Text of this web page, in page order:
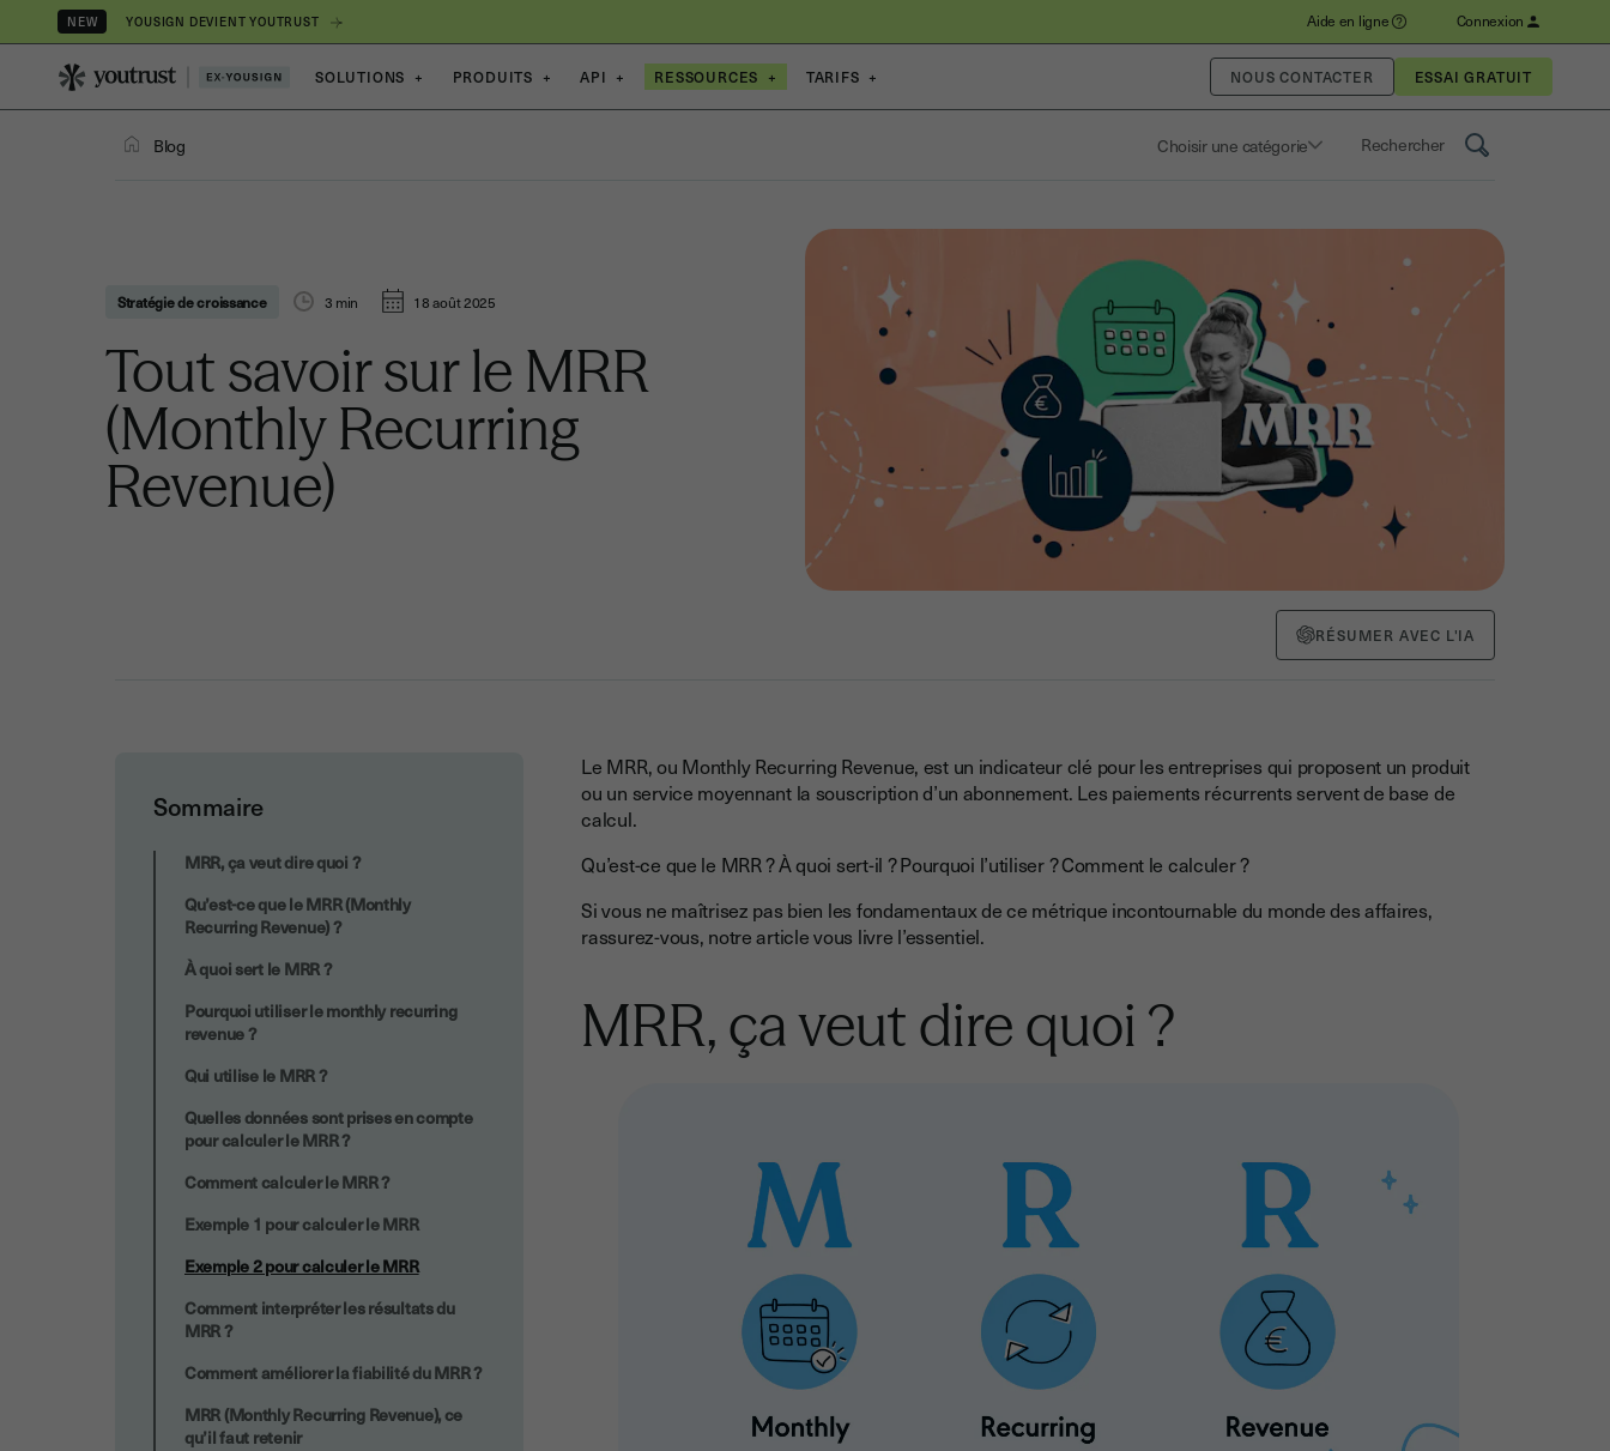
NEW YOUSIGN DEVIENT YOUTRUST Aide en ligne Connexion
SOLUTIONS + PRODUITS + API + RESSOURCES + TARIFS + NOUS CONTACTER
Blog Choisir une catégorie Saisissez un terme pour
Stratégie de croissance 3 min 18 août 2025
Tout savoir sur le MRR
(Monthly Recurring
Revenue)
RÉSUMER AVEC L'IA
Sommaire
Exemple 2 pour calculer le MRR
MRR, ça veut dire quoi ?
Qu’est-ce que le MRR (Monthly
Recurring Revenue) ?
À quoi sert le MRR ?
Pourquoi utiliser le monthly recurring
revenue ?
Qui utilise le MRR ?
Quelles données sont prises en compte
pour calculer le MRR ?
Comment calculer le MRR ?
Exemple 1 pour calculer le MRR
Exemple 2 pour calculer le MRR
Comment interpréter les résultats du
MRR ?
Comment améliorer la fiabilité du MRR ?
MRR (Monthly Recurring Revenue), ce
qu’il faut retenir
Le MRR, ou Monthly Recurring Revenue, est un indicateur clé pour les entreprises qui proposent un produit
ou un service moyennant la souscription d’un abonnement. Les paiements récurrents servent de base de
calcul.
Qu’est-ce que le MRR ? À quoi sert-il ? Pourquoi l’utiliser ? Comment le calculer ?
Si vous ne maîtrisez pas bien les fondamentaux de ce métrique incontournable du monde des affaires,
rassurez-vous, notre article vous livre l’essentiel.
MRR, ça veut dire quoi ?